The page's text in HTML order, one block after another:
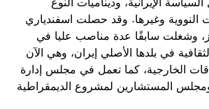
النووية وغيرها. وقد حصلت اسفندياري
وشغلت سابقًا عدة مناصب عليا في
في بلدها الأصلي إيران، وهي الآن
الخارجية، كما تعمل في مجلس إدارة
المستشارين لمشروع الديمقراطية